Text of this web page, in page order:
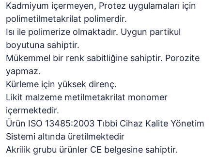
Kadmiyum içermeyen, Protez uygulamaları için
polimetilmetakrilat polimerdir.
Isı ile polimerize olmaktadır. Uygun partikul
boyutuna sahiptir.
Mükemmel bir renk sabitliğine sahiptir. Porozite
yapmaz.
Kürleme için yüksek direnç.
Likit malzeme metilmetakrilat monomer
içermektedir.
Ürün ISO 13485:2003 Tıbbi Cihaz Kalite Yönetim
Sistemi altında üretilmektedir
Akrilik grubu ürünler CE belgesine sahiptir.